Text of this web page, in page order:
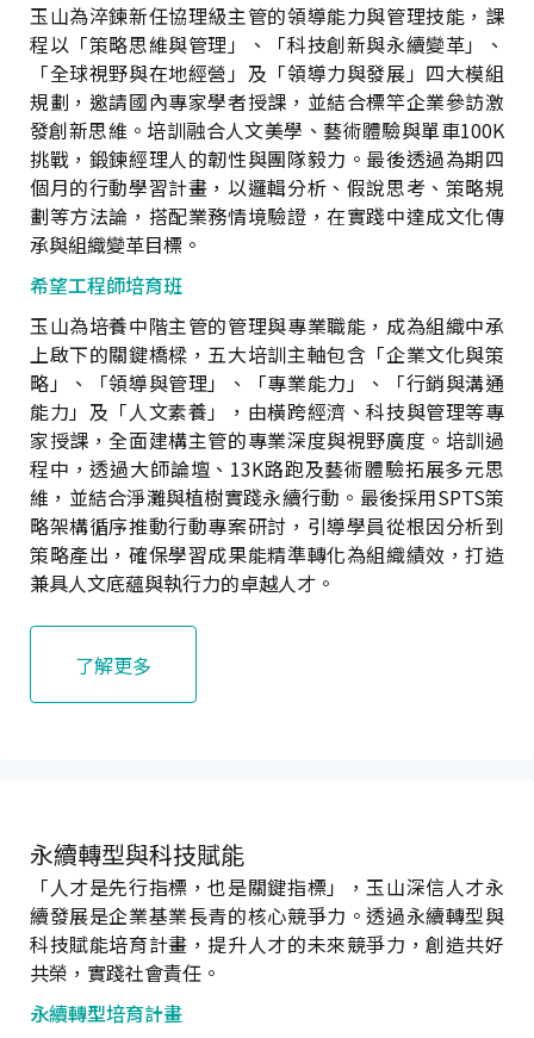
玉山為淬鍊新任協理級主管的領導能力與管理技能，課
程以「策略思維與管理」、「科技創新與永續變革」、
「全球視野與在地經營」及「領導力與發展」四大模組
規劃，邀請國內專家學者授課，並結合標竿企業參訪激
發創新思維。培訓融合人文美學、藝術體驗與單車100K
挑戰，鍛鍊經理人的韌性與團隊毅力。最後透過為期四
個月的行動學習計畫，以邏輯分析、假說思考、策略規
劃等方法論，搭配業務情境驗證，在實踐中達成文化傳
承與組織變革目標。
希望工程師培育班
玉山為培養中階主管的管理與專業職能，成為組織中承
上啟下的關鍵橋樑，五大培訓主軸包含「企業文化與策
略」、「領導與管理」、「專業能力」、「行銷與溝通
能力」及「人文素養」，由橫跨經濟、科技與管理等專
家授課，全面建構主管的專業深度與視野廣度。培訓過
程中，透過大師論壇、13K路跑及藝術體驗拓展多元思
維，並結合淨灘與植樹實踐永續行動。最後採用SPTS策
略架構循序推動行動專案研討，引導學員從根因分析到
策略產出，確保學習成果能精準轉化為組織績效，打造
兼具人文底蘊與執行力的卓越人才。
了解更多
永續轉型與科技賦能
「人才是先行指標，也是關鍵指標」，玉山深信人才永
續發展是企業基業長青的核心競爭力。透過永續轉型與
科技賦能培育計畫，提升人才的未來競爭力，創造共好
共榮，實踐社會責任。
永續轉型培育計畫